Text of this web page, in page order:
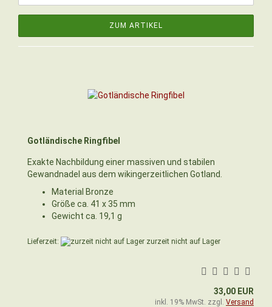
ZUM ARTIKEL
Gotländische Ringfibel
Exakte Nachbildung einer massiven und stabilen
Gewandnadel aus dem wikingerzeitlichen Gotland.
Material Bronze
Größe ca. 41 x 35 mm
Gewicht ca. 19,1 g
Lieferzeit: zurzeit nicht auf Lager
33,00 EUR
inkl. 19% MwSt. zzgl. Versand